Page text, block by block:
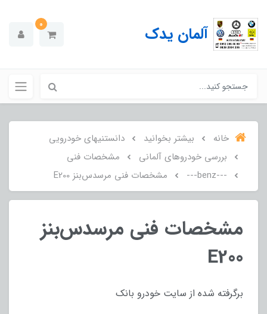
آلمان یدک 0
خانه بیشتر بخوانید
دانستنیهای خودرویی
بررسی خودروهای آلمانی
مشخصات فنی
---benz---
مشخصات فنی مرسدس‌بنز E200
مشخصات فنی مرسدس‌بنز
E200
برگرفته شده از سایت خودرو بانک